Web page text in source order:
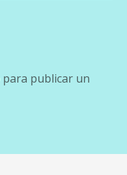
para publicar un